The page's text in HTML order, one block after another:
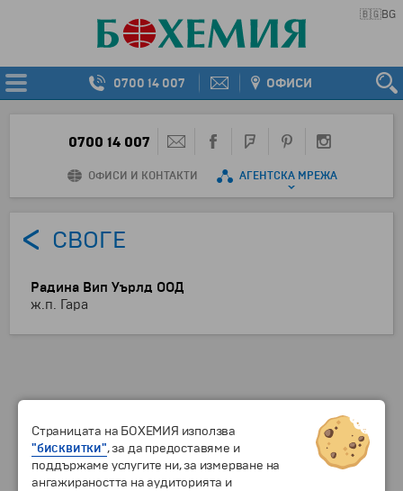
🇧🇬BG
0700 14 007 ОФИСИ
0700 14 007
ОФИСИ И КОНТАКТИ АГЕНТСКА МРЕЖА
СВОГЕ
Радина Вип Уърлд ООД
ж.п. Гара
Страницата на БОХЕМИЯ използва
"бисквитки", за да предоставяме и
поддържаме услугите ни, за измерване на
ангажираността на аудиторията и